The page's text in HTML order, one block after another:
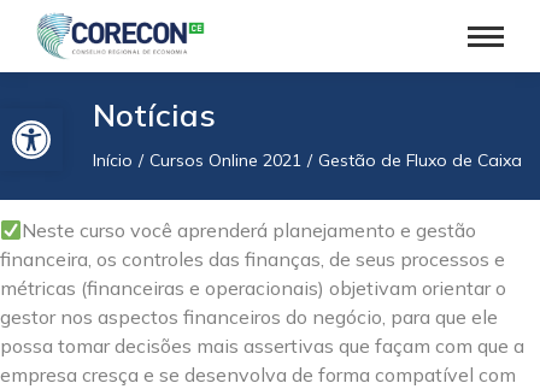
Barra de Ferramentas AbertaNotícias
Você está aqui:
Início Cursos Online 2021 Gestão de Fluxo de Caixa
Neste curso você aprenderá planejamento e gestão
financeira, os controles das finanças, de seus processos e
métricas (financeiras e operacionais) objetivam orientar o
gestor nos aspectos financeiros do negócio, para que ele
possa tomar decisões mais assertivas que façam com que a
empresa cresça e se desenvolva de forma compatível com